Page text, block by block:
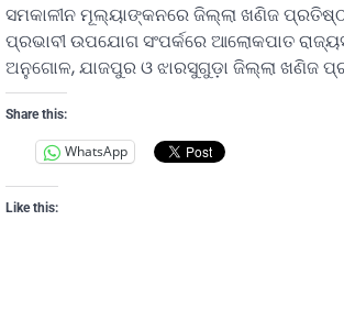
ସମକାଳୀନ ମୂଲ୍ୟାଙ୍କନରେ ଜିଲ୍ଲା ଖଣିଜ
ପ୍ରଭାବୀ ଉପଯୋଗ ସଂପର୍କରେ ଆଲୋକପାତ
ଅନୁଗୋଳ, ଯାଜପୁର ଓ ଝାରସୁଗୁଡ଼ା ଜିଲ୍ଲା ଖଣିଜ
Share this:
WhatsApp
Like this: